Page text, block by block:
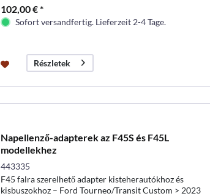
102,00 € *
Sofort versandfertig. Lieferzeit 2-4 Tage.
Részletek
Napellenző-adapterek az F45S és F45L
modellekhez
443335
F45 falra szerelhető adapter kisteherautókhoz és
kisbuszokhoz – Ford Tourneo/Transit Custom > 2023